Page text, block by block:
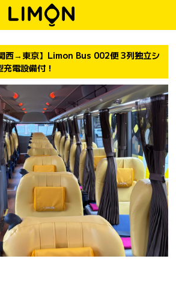
西→東京】Limon Bus 002便 3列独立シ
電設備付！